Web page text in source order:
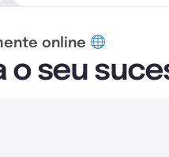
online
seu